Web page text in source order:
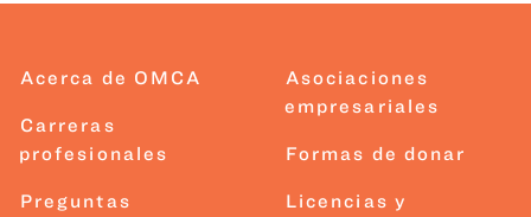
Acerca de OMCA
Carreras
profesionales
Preguntas
Asociaciones
empresariales
Formas de donar
Licencias y